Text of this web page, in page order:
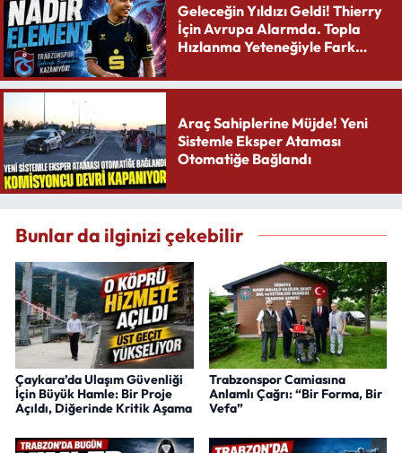
Geleceğin Yıldızı Geldi! Thierry
İçin Avrupa Alarmda. Topla
Hızlanma Yeteneğiyle Fark
Araç Sahiplerine Müjde! Yeni
Sistemle Eksper Ataması
Otomatiğe Bağlandı
Bunlar da ilginizi çekebilir
Çaykara’da Ulaşım Güvenliği
İçin Büyük Hamle: Bir Proje
Açıldı, Diğerinde Kritik Aşama
Trabzonspor Camiasına
Anlamlı Çağrı: “Bir Forma, Bir
Vefa”